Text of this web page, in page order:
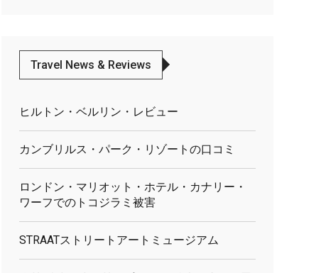
Travel News & Reviews
ヒルトン・ベルリン・レビュー
カンブリルス・パーク・リゾートの口コミ
ロンドン・マリオット・ホテル・カナリー・
ワーフでのトコジラミ被害
STRAATストリートアートミュージアム